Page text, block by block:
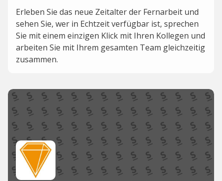
Erleben Sie das neue Zeitalter der Fernarbeit und
sehen Sie, wer in Echtzeit verfügbar ist, sprechen
Sie mit einem einzigen Klick mit Ihren Kollegen und
arbeiten Sie mit Ihrem gesamten Team gleichzeitig
zusammen.